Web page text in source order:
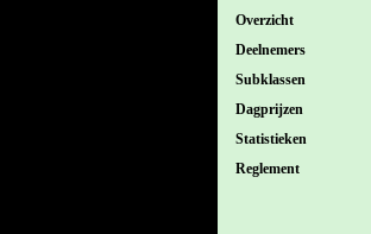
Overzicht
Deelnemers
Subklassen
Dagprijzen
Statistieken
Reglement